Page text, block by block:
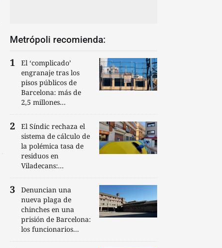
Metrópoli recomienda:
El ‘complicado’
engranaje tras los
pisos públicos de
Barcelona: más de
2,5 millones...
El Síndic rechaza el
sistema de cálculo de
la polémica tasa de
residuos en
Viladecans:...
Denuncian una
nueva plaga de
chinches en una
prisión de Barcelona:
los funcionarios...